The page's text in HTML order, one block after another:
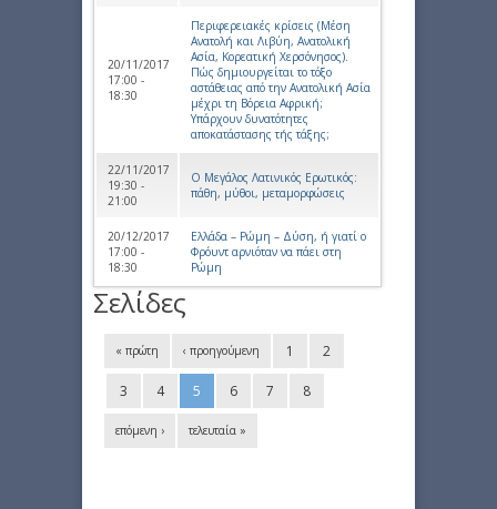
20/11/2017
17:00 -
18:30
Περιφερειακές κρίσεις (Μέση
Ανατολή και Λιβύη, Ανατολική
Ασία, Κορεατική Χερσόνησος).
Πώς δημιουργείται το τόξο
αστάθειας από την Ανατολική Ασία
μέχρι τη Βόρεια Αφρική;
Υπάρχουν δυνατότητες
αποκατάστασης τής τάξης;
22/11/2017
19:30 -
21:00
Ο Μεγάλος Λατινικός Ερωτικός:
πάθη, μύθοι, μεταμορφώσεις
20/12/2017
17:00 -
18:30
Ελλάδα – Ρώμη – Δύση, ή γιατί ο
Φρόυντ αρνιόταν να πάει στη
Ρώμη
Σελίδες
« πρώτη ‹ προηγούμενη 1 2
3 4 5 6 7 8
επόμενη › τελευταία »